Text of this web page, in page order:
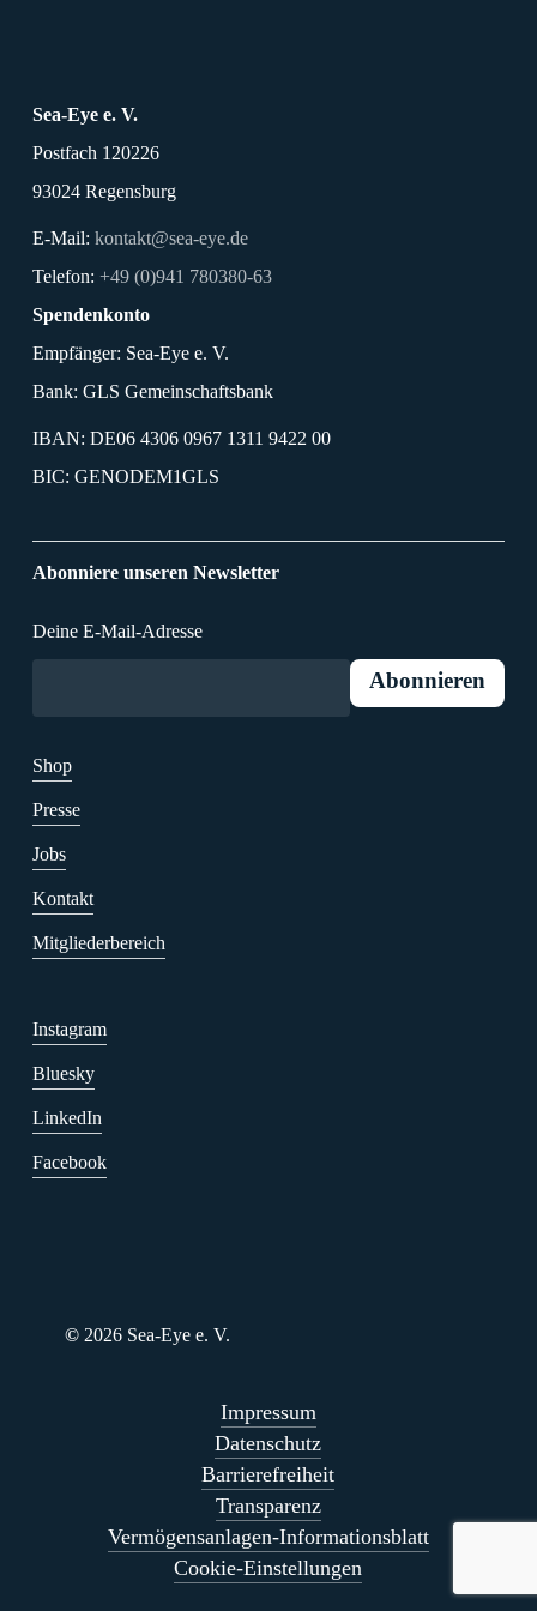
Sea-Eye e. V.
Postfach 120226
93024 Regensburg
E-Mail: kontakt@sea-eye.de
Telefon: +49 (0)941 780380-63
Spendenkonto
Empfänger: Sea-Eye e. V.
Bank: GLS Gemeinschaftsbank
IBAN: DE06 4306 0967 1311 9422 00
BIC: GENODEM1GLS
Abonniere unseren Newsletter
Deine E-Mail-Adresse
Shop
Presse
Jobs
Kontakt
Mitgliederbereich
Instagram
Bluesky
LinkedIn
Facebook
© 2026 Sea-Eye e. V.
Impressum
Datenschutz
Barrierefreiheit
Transparenz
Vermögensanlagen-Informationsblatt
Cookie-Einstellungen